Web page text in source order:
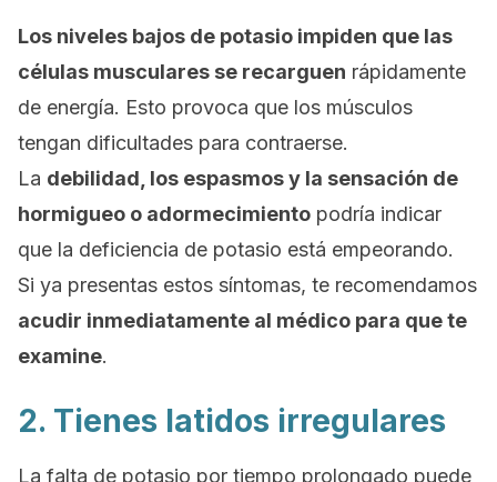
Los niveles bajos de potasio impiden que las
células musculares se recarguen rápidamente
de energía. Esto provoca que los músculos
tengan dificultades para contraerse.
La debilidad, los espasmos y la sensación de
hormigueo o adormecimiento podría indicar
que la deficiencia de potasio está empeorando.
Si ya presentas estos síntomas, te recomendamos
acudir inmediatamente al médico para que te
examine.
2. Tienes latidos irregulares
La falta de potasio por tiempo prolongado puede